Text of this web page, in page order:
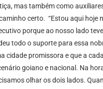
mas também como
certo. “Estou aqui hoje
porque ao nosso lado
todo o suporte para essa
cidade promissora e que a
goiano e nacional. Na
olhar os dois lados.